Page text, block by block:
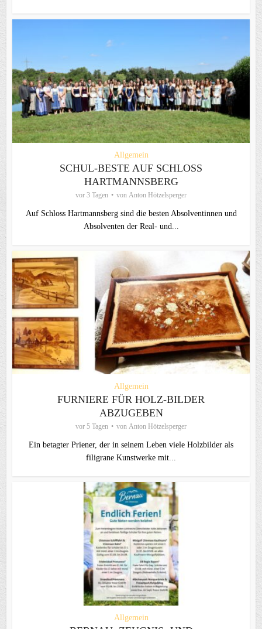
Allgemein
SCHUL-BESTE AUF SCHLOSS
HARTMANNSBERG
vor 3 Tagen von Anton Hötzelsperger
Auf Schloss Hartmannsberg sind die besten Absolventinnen und
Absolventen der Real- und...
Allgemein
FURNIERE FÜR HOLZ-BILDER
ABZUGEBEN
vor 5 Tagen von Anton Hötzelsperger
Ein betagter Priener, der in seinem Leben viele Holzbilder als
filigrane Kunstwerke mit...
Allgemein